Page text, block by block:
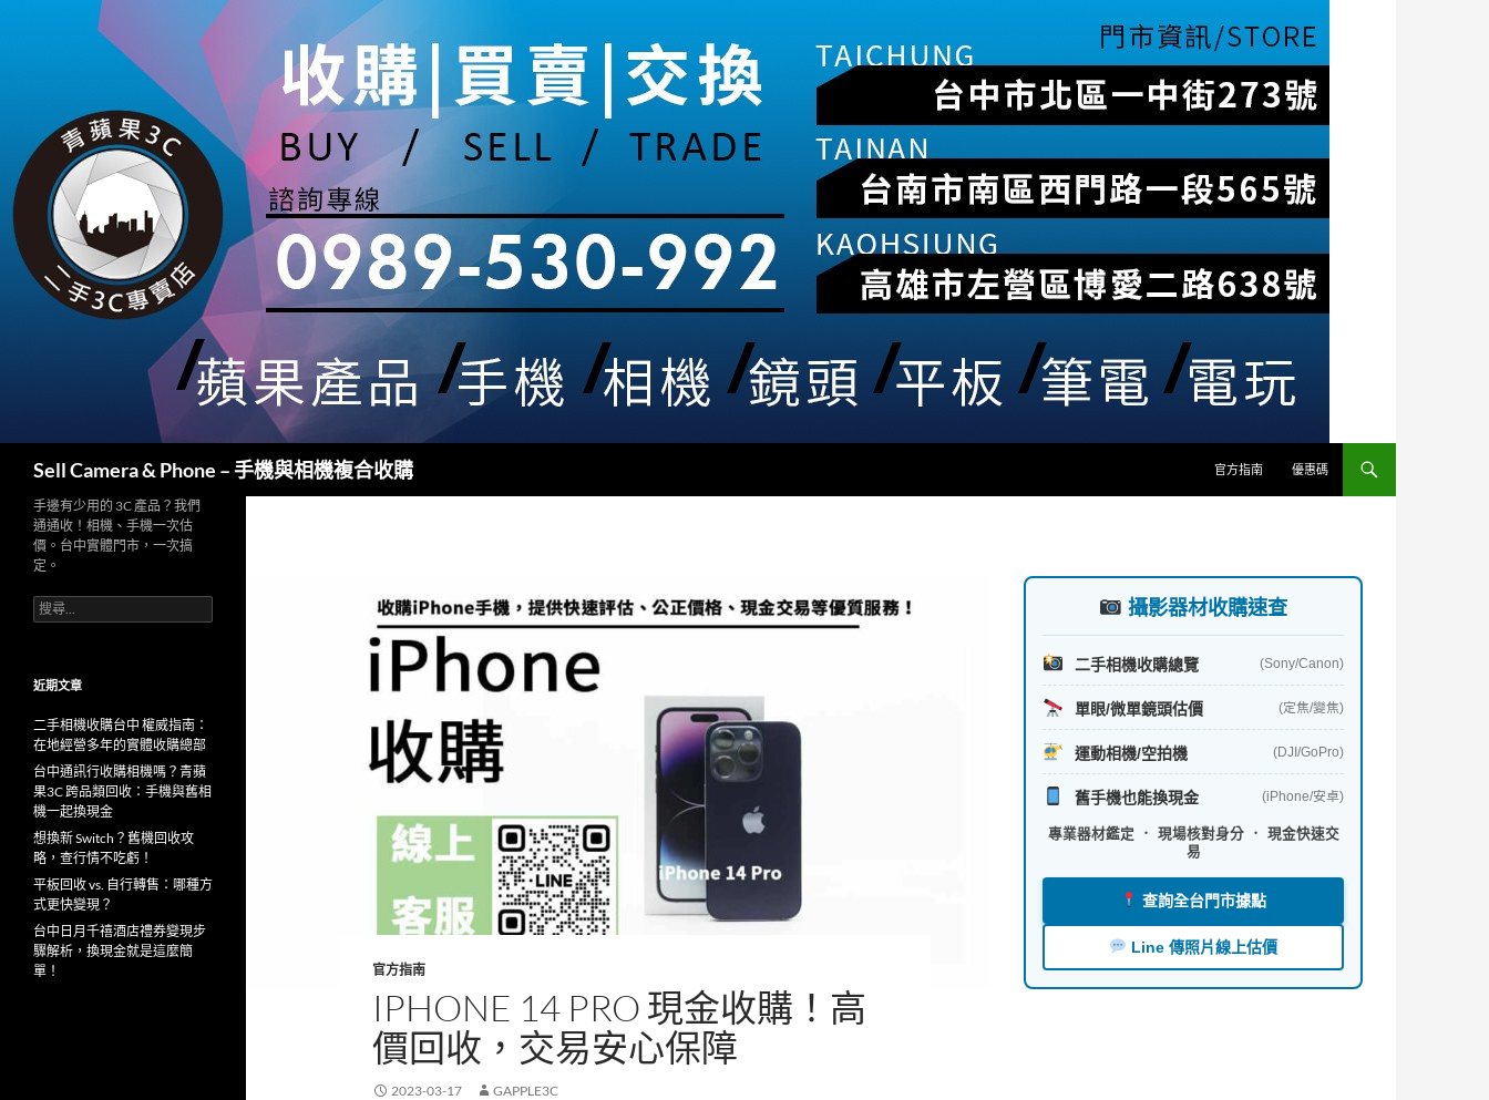
Sell Camera & Phone – 手機與相機複合收購 官方指南 優惠碼
官方指南
IPHONE 14 PRO 現金收購！高
價回收，交易安心保障
2023-03-17 GAPPLE3C
攝影器材收購速查
二手相機收購總覽 (Sony/Canon)
單眼/微單鏡頭估價 (定焦/變焦)
運動相機/空拍機 (DJI/GoPro)
舊手機也能換現金 (iPhone/安卓)
專業器材鑑定 ． 現場核對身分 ． 現金快速交
易
查詢全台門市據點
Line 傳照片線上估價
手邊有少用的 3C 產品？我們
通通收！相機、手機一次估
價。台中實體門市，一次搞
定。
搜
尋
字:
近期文章
二手相機收購台中 權威指南：
在地經營多年的實體收購總部
台中通訊行收購相機嗎？青蘋
果3C 跨品類回收：手機與舊相
機一起換現金
想換新 Switch？舊機回收攻
略，查行情不吃虧！
平板回收 vs. 自行轉售：哪種方
式更快變現？
台中日月千禧酒店禮券變現步
驟解析，換現金就是這麼簡
單！